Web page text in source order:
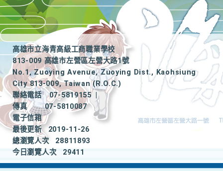
高雄市立海青高級工商職業學校
813-009 高雄市左營區左營大路1號
No.1, Zuoying Avenue, Zuoying Dist., Kaohsiung
City 813-009, Taiwan (R.O.C.)
聯絡電話
07-5819155
|
傳真
07-5810087
電子信箱
最後更新
2019-11-26
總瀏覽人次
28811893
今日瀏覽人次
29411